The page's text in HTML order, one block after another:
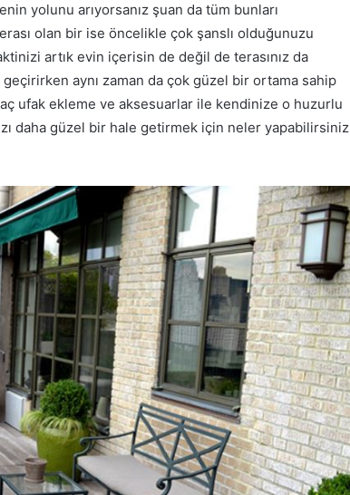
yolunu arıyorsanız şuan da tüm bunları
olan bir ise öncelikle çok şanslı olduğunuzu
artık evin içerisin de değil de terasınız da
aynı zaman da çok güzel bir ortama sahip
ufak ekleme ve aksesuarlar ile kendinize o huzurlu
daha güzel bir hale getirmek için neler yapabilirsiniz